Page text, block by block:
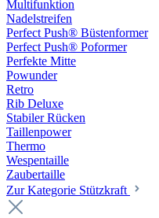
Multifunktion
Nadelstreifen
Perfect Push® Büstenformer
Perfect Push® Poformer
Perfekte Mitte
Powunder
Retro
Rib Deluxe
Stabiler Rücken
Taillenpower
Thermo
Wespentaille
Zaubertaille
Zur Kategorie Stützkraft